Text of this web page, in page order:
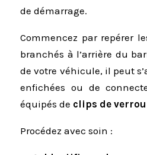
de démarrage.
Commencez par repérer
branchés à l’arrière du
de votre véhicule, il peut
enfichées ou de
équipés de clips de
Procédez avec soin :